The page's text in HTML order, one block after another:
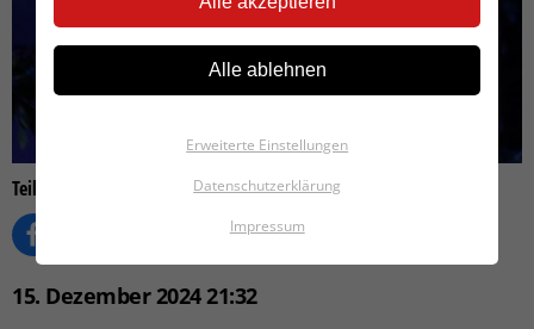
Teilen auf
15. Dezember 2024 21:32
Alle ablehnen
Erweiterte Einstellungen
Datenschutzerklärung
Impressum